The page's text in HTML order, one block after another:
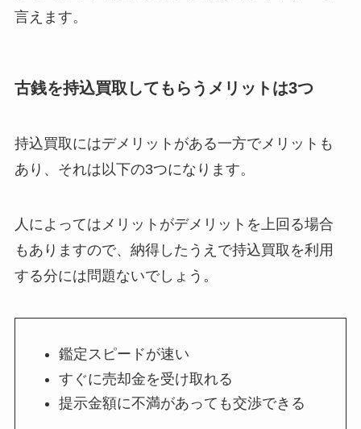
言えます。
古銭を持込買取してもらうメリットは3つ
持込買取にはデメリットがある一方でメリットも
あり、それは以下の3つになります。
人によってはメリットがデメリットを上回る場合
もありますので、納得したうえで持込買取を利用
する分には問題ないでしょう。
鑑定スピードが速い
すぐに売却金を受け取れる
提示金額に不満があっても交渉できる